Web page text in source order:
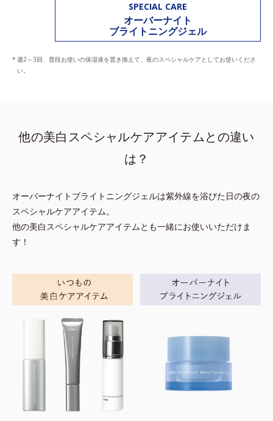
SPECIAL CARE
オーバーナイト
ブライトニングジェル
週2～3回、普段お使いの保湿液を置き換えて、夜のスペシャルケアとしてお使いくださ
い。
他の美白スペシャルケアアイテムとの違い
は？
オーバーナイトブライトニングジェルは紫外線を浴びた日の夜の
スペシャルケアアイテム。
他の美白スペシャルケアアイテムとも一緒にお使いいただけま
す！